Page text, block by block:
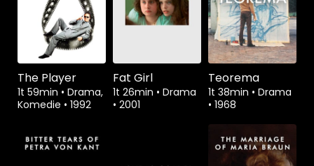
The Player
1t 59min • Drama,
Komedie • 1992
Fat Girl
1t 26min • Drama
• 2001
Teorema
1t 38min • Drama
• 1968